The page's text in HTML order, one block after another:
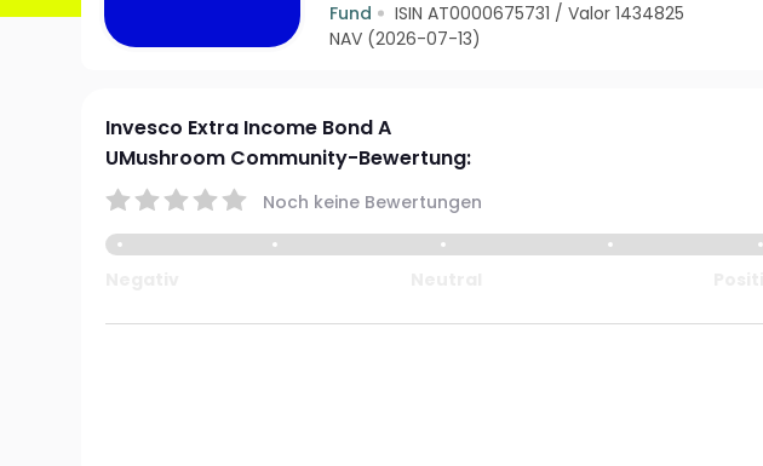
Fund ISIN AT0000675731 /Valor 1434825
NAV (2026-07-13)
Invesco Extra Income Bond A
UMushroom Community-Bewertung:
Noch keine Bewertungen